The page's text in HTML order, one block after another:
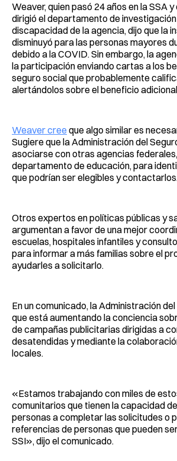
Weaver, quien pasó 24 años en la SSA
dirigió el departamento de
discapacidad de la agencia, dijo que la
disminuyó para las personas mayores
debido a la COVID. Sin embargo, la
la participación enviando cartas a los
seguro social que probablemente
alertándolos sobre el beneficio
Weaver creeque algo similar es
Sugiere que la Administración del
asociarse con otras agencias
departamento de educación, para
que podrían ser elegibles y
Otros expertos en políticas públicas y
argumentan a favor de una mejor
escuelas, hospitales infantiles y
para informar a más familias sobre el
ayudarles a solicitarlo.
En un comunicado, la Administración
que está aumentando la conciencia
de campañas publicitarias dirigidas a
desatendidas y mediante la
locales.
«Estamos trabajando con miles de
comunitarios que tienen la capacidad
personas a completar las solicitudes o
referencias de personas que pueden
SSI», dijo el comunicado.